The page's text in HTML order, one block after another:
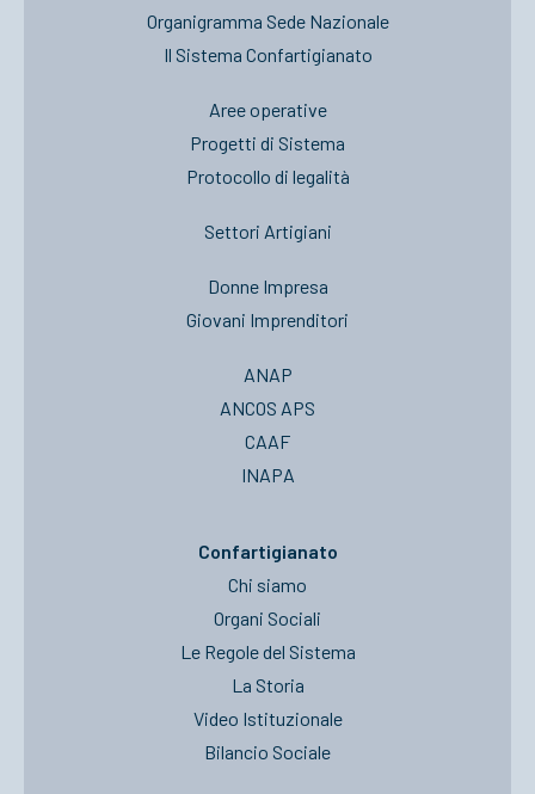
Organigramma Sede Nazionale
Il Sistema Confartigianato
Aree operative
Progetti di Sistema
Protocollo di legalità
Settori Artigiani
Donne Impresa
Giovani Imprenditori
ANAP
ANCOS APS
CAAF
INAPA
Confartigianato
Chi siamo
Organi Sociali
Le Regole del Sistema
La Storia
Video Istituzionale
Bilancio Sociale